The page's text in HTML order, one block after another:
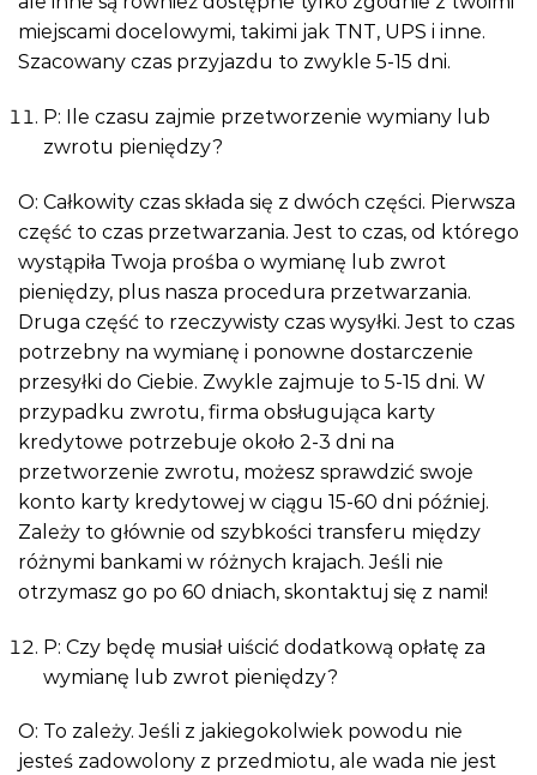
miejscami docelowymi, takimi jak TNT, UPS i inne.
Szacowany czas przyjazdu to zwykle 5-15 dni.
P: Ile czasu zajmie przetworzenie wymiany lub
zwrotu pieniędzy?
O: Całkowity czas składa się z dwóch części. Pierwsza
część to czas przetwarzania. Jest to czas, od którego
wystąpiła Twoja prośba o wymianę lub zwrot
pieniędzy, plus nasza procedura przetwarzania.
Druga część to rzeczywisty czas wysyłki. Jest to czas
potrzebny na wymianę i ponowne dostarczenie
przesyłki do Ciebie. Zwykle zajmuje to 5-15 dni. W
przypadku zwrotu, firma obsługująca karty
kredytowe potrzebuje około 2-3 dni na
przetworzenie zwrotu, możesz sprawdzić swoje
konto karty kredytowej w ciągu 15-60 dni później.
Zależy to głównie od szybkości transferu między
różnymi bankami w różnych krajach. Jeśli nie
otrzymasz go po 60 dniach, skontaktuj się z nami!
P: Czy będę musiał uiścić dodatkową opłatę za
wymianę lub zwrot pieniędzy?
O: To zależy. Jeśli z jakiegokolwiek powodu nie
jesteś zadowolony z przedmiotu, ale wada nie jest